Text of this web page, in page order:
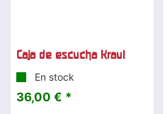
Caja de escucha Kraul
En stock
36,00 € *